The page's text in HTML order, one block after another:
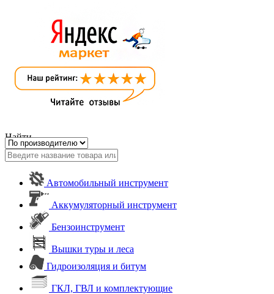
Найти
Автомобильный инструмент
Аккумуляторный инструмент
Бензоинструмент
Вышки туры и леса
Гидроизоляция и битум
ГКЛ, ГВЛ и комплектующие